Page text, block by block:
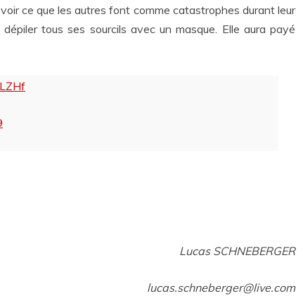
ce que les autres font comme catastrophes durant leur
tous ses sourcils avec un masque. Elle aura payé
Lucas SCHNEBERGER
lucas.schneberger@live.com